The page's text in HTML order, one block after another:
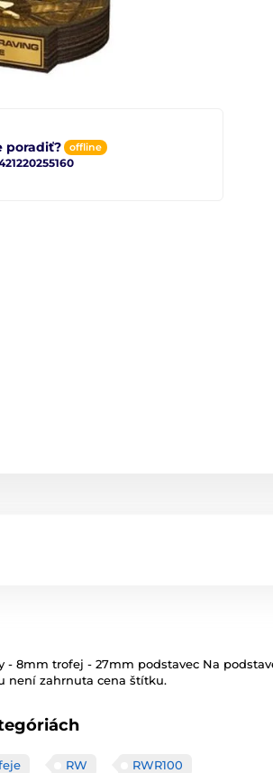
poradiť? offline
- 8mm trofej - 27mm podstavec Na
není zahrnuta cena štítku.
RW RWR100